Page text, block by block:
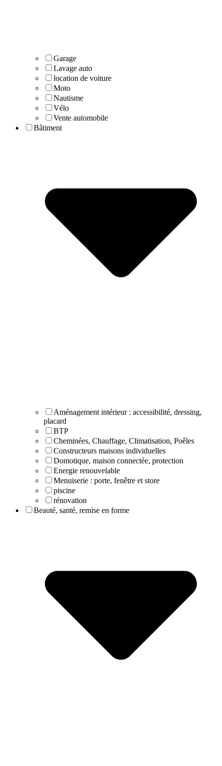
Garage
Lavage auto
location de voiture
Moto
Nautisme
Vélo
Vente automobile
Bâtiment
Aménagement intérieur : accessibilité, dressing,
placard
BTP
Cheminées, Chauffage, Climatisation, Poêles
Constructeurs maisons individuelles
Domotique, maison connectée, protection
Energie renouvelable
Menuiserie : porte, fenêtre et store
piscine
rénovation
Beauté, santé, remise en forme